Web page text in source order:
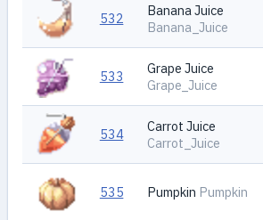
532
Banana Juice
Banana_Juice
533
Grape Juice
Grape_Juice
534
Carrot Juice
Carrot_Juice
535 Pumpkin Pumpkin